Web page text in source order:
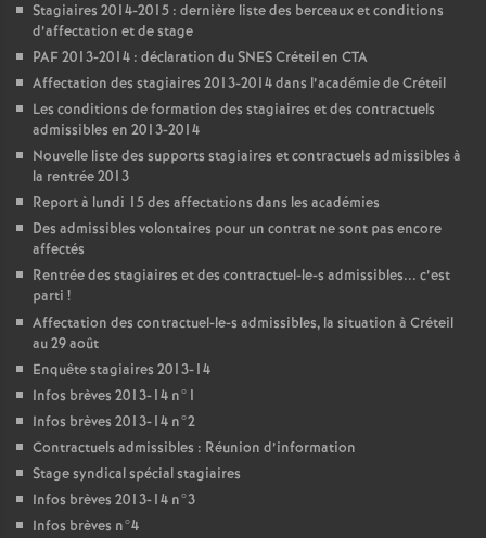
Stagiaires 2014-2015 : dernière liste des berceaux et conditions
d’affectation et de stage
PAF2013-2014 : déclaration duSNESCréteil en CTA
Affectation des stagiaires 2013-2014 dans l’académie de Créteil
Les conditions de formation des stagiaires et des contractuels
admissibles en 2013-2014
Nouvelle liste des supports stagiaires et contractuels admissibles à
la rentrée 2013
Report à lundi 15 des affectations dans les académies
Des admissibles volontaires pour un contrat ne sont pas encore
affectés
Rentrée des stagiaires et des contractuel-le-s admissibles... c’est
parti !
Affectation des contractuel-le-s admissibles, la situation à Créteil
au 29 août
Enquête stagiaires 2013-14
Infos brèves 2013-14 n°1
Infos brèves 2013-14 n°2
Contractuels admissibles : Réunion d’information
Stage syndical spécial stagiaires
Infos brèves 2013-14 n°3
Infos brèves n°4